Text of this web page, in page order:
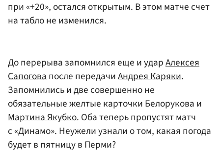
при «+20», остался открытым. В этом матче счет
на табло не изменился.
До перерыва запомнился еще и ударАлексея
Сапоговапосле передачиАндрея Каряки.
Запомнились и две совершенно не
обязательные желтые карточки Белорукова и
Мартина Якубко. Оба теперь пропустят матч
с «Динамо». Неужели узнали о том, какая погода
будет в пятницу в Перми?